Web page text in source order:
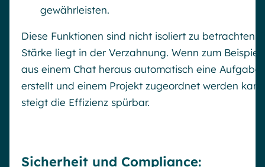
gewährleisten.
Diese Funktionen sind nicht isoliert zu betrachten;
Stärke liegt in der Verzahnung. Wenn zum Beispiel
aus einem Chat heraus automatisch eine Aufgabe
erstellt und einem Projekt zugeordnet werden
steigt die Effizienz spürbar.
Sicherheit und Compliance: